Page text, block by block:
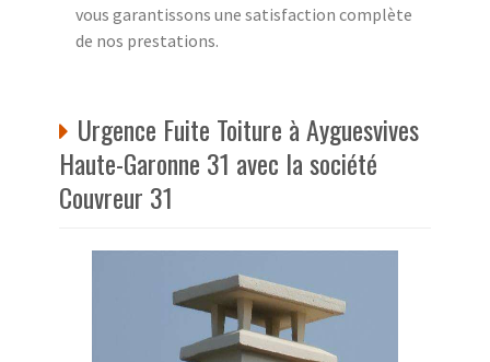
vous garantissons une satisfaction complète
de nos prestations.
Urgence Fuite Toiture à Ayguesvives
Haute-Garonne 31 avec la société
Couvreur 31